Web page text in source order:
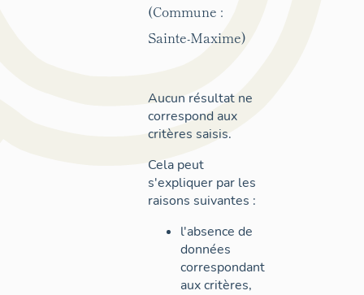
(Commune :
Sainte-Maxime)
Aucun résultat ne
correspond aux
critères saisis.
Cela peut
s'expliquer par les
raisons suivantes :
l'absence de
données
correspondant
aux critères,